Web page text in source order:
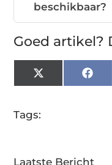
beschikbaar?
Goed artikel?
X
(Twitter)
Tags:
Laatste Bericht